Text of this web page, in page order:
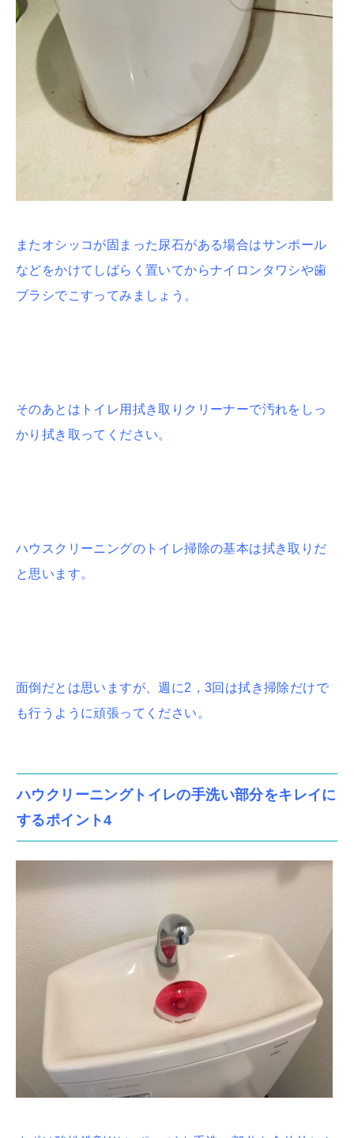
またオシッコが固まった尿石がある場合はサンポール
などをかけてしばらく置いてからナイロンタワシや歯
ブラシでこすってみましょう。
そのあとはトイレ用拭き取りクリーナーで汚れをしっ
かり拭き取ってください。
ハウスクリーニングのトイレ掃除の基本は拭き取りだ
と思います。
面倒だとは思いますが、週に2，3回は拭き掃除だけで
も行うように頑張ってください。
ハウクリーニングトイレの手洗い部分をキレイに
するポイント4